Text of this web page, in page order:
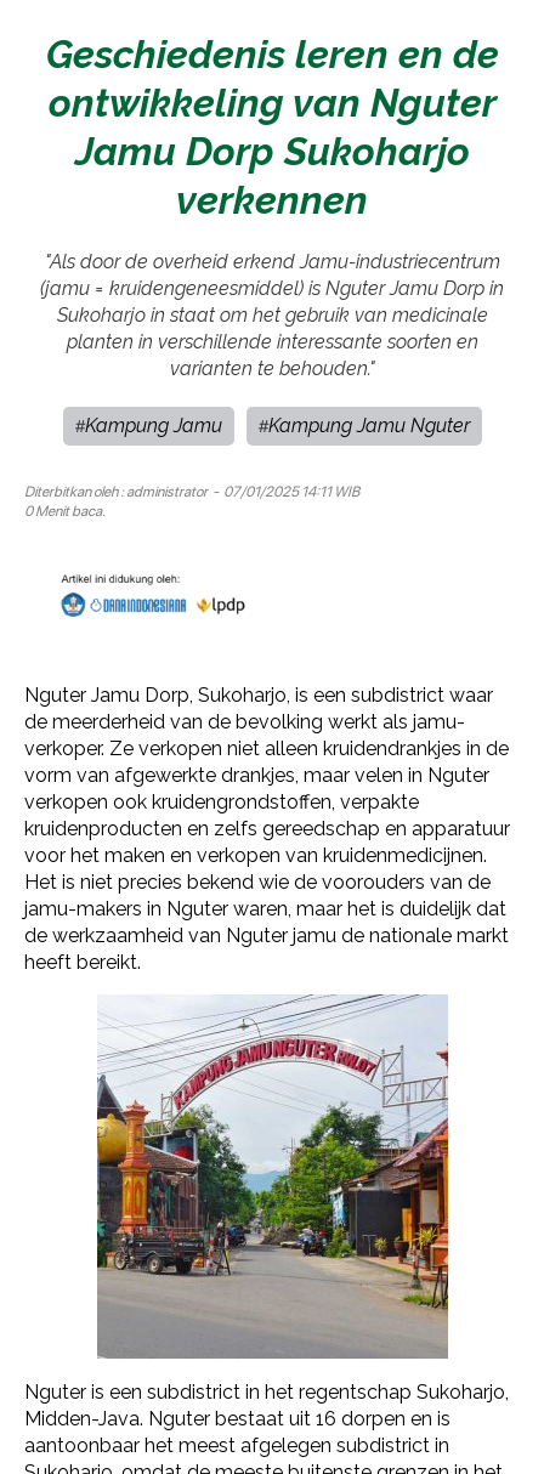
Geschiedenis leren en de
ontwikkeling van Nguter
Jamu Dorp Sukoharjo
verkennen
"Als door de overheid erkend Jamu-industriecentrum
(jamu = kruidengeneesmiddel) is Nguter Jamu Dorp in
Sukoharjo in staat om het gebruik van medicinale
planten in verschillende interessante soorten en
varianten te behouden."
#Kampung Jamu #Kampung Jamu Nguter
Diterbitkan oleh : administrator- 07/01/2025 14:11 WIB
0 Menit baca.
Nguter Jamu Dorp, Sukoharjo, is een subdistrict waar
de meerderheid van de bevolking werkt als jamu-
verkoper. Ze verkopen niet alleen kruidendrankjes in de
vorm van afgewerkte drankjes, maar velen in Nguter
verkopen ook kruidengrondstoffen, verpakte
kruidenproducten en zelfs gereedschap en apparatuur
voor het maken en verkopen van kruidenmedicijnen.
Het is niet precies bekend wie de voorouders van de
jamu-makers in Nguter waren, maar het is duidelijk dat
de werkzaamheid van Nguter jamu de nationale markt
heeft bereikt.
Nguter is een subdistrict in het regentschap Sukoharjo,
Midden-Java. Nguter bestaat uit 16 dorpen en is
aantoonbaar het meest afgelegen subdistrict in